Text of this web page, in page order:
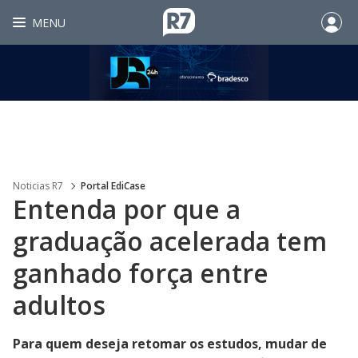
MENU
Noticias R7 Portal EdiCase
Entenda por que a
graduação acelerada tem
ganhado força entre
adultos
Para quem deseja retomar os estudos, mudar de